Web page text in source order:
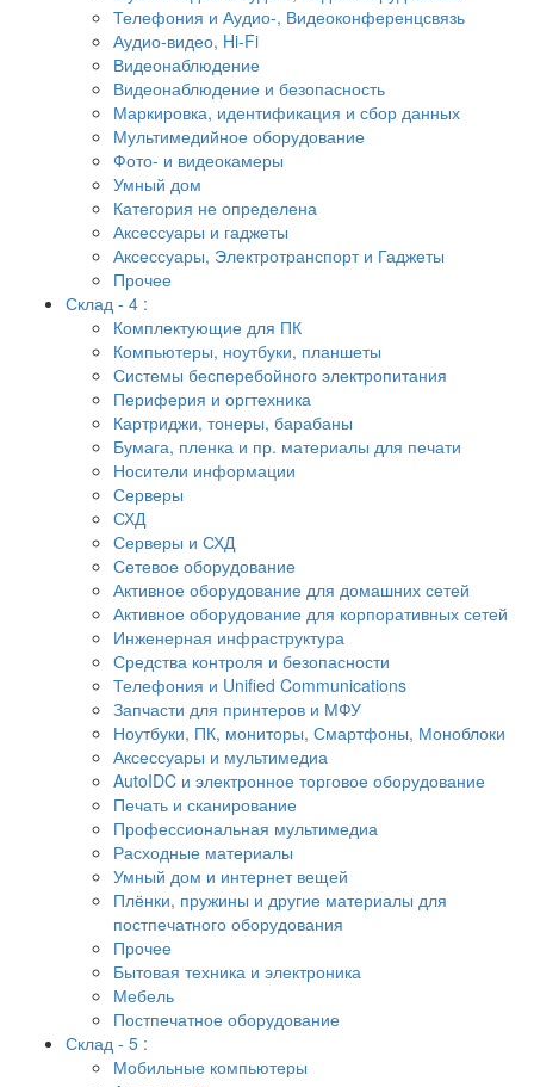
Телефония и Аудио-, Видеоконференцсвязь
Аудио-видео, Hi-Fi
Видеонаблюдение
Видеонаблюдение и безопасность
Маркировка, идентификация и сбор данных
Мультимедийное оборудование
Фото- и видеокамеры
Умный дом
Категория не определена
Аксессуары и гаджеты
Аксессуары, Электротранспорт и Гаджеты
Прочее
Склад - 4 :
Комплектующие для ПК
Компьютеры, ноутбуки, планшеты
Системы бесперебойного электропитания
Периферия и оргтехника
Картриджи, тонеры, барабаны
Бумага, пленка и пр. материалы для печати
Носители информации
Серверы
СХД
Серверы и СХД
Сетевое оборудование
Активное оборудование для домашних сетей
Активное оборудование для корпоративных сетей
Инженерная инфраструктура
Средства контроля и безопасности
Телефония и Unified Communications
Запчасти для принтеров и МФУ
Ноутбуки, ПК, мониторы, Смартфоны, Моноблоки
Аксессуары и мультимедиа
AutoIDC и электронное торговое оборудование
Печать и сканирование
Профессиональная мультимедиа
Расходные материалы
Умный дом и интернет вещей
Плёнки, пружины и другие материалы для
постпечатного оборудования
Прочее
Бытовая техника и электроника
Мебель
Постпечатное оборудование
Склад - 5 :
Мобильные компьютеры